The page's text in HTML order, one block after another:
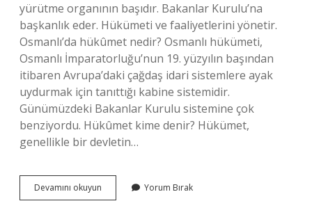
yürütme organının başıdır. Bakanlar Kurulu’na
başkanlık eder. Hükümeti ve faaliyetlerini yönetir.
Osmanlı’da hükûmet nedir? Osmanlı hükümeti,
Osmanlı İmparatorluğu’nun 19. yüzyılın başından
itibaren Avrupa’daki çağdaş idari sistemlere ayak
uydurmak için tanıttığı kabine sistemidir.
Günümüzdeki Bakanlar Kurulu sistemine çok
benziyordu. Hükûmet kime denir? Hükümet,
genellikle bir devletin…
Devamını okuyun Hükümet
Ne
Yorum Bırak